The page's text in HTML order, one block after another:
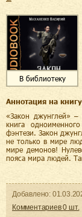
В библиотеку
Аннотация на
«Закон джунглей» –
книга
фэнтези. Закон
не только в мире
мире демонов!
пояса мира людей.
Добавленo:
Комментариев0 шт.